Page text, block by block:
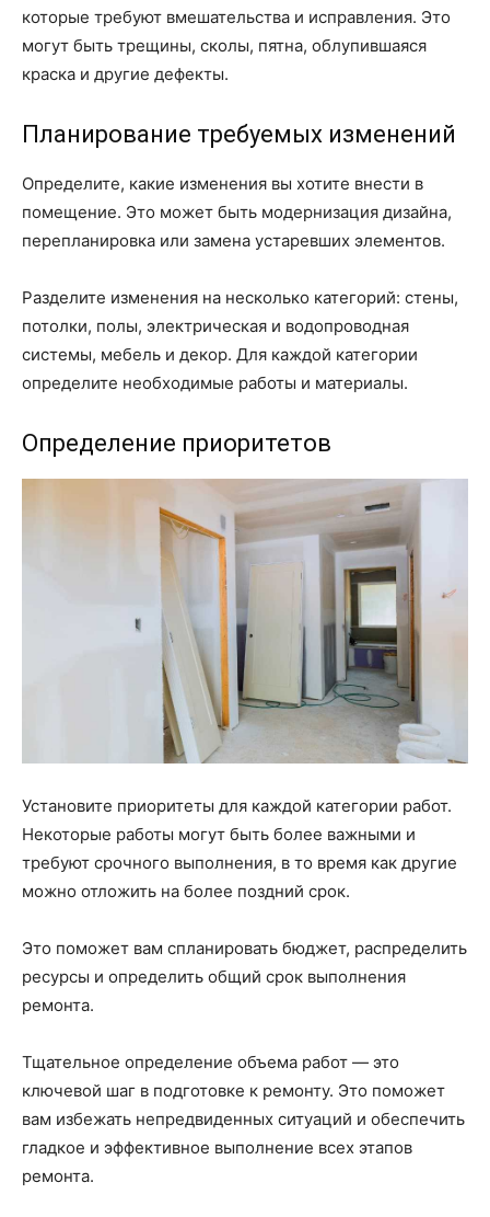
которые требуют вмешательства и исправления. Это
могут быть трещины, сколы, пятна, облупившаяся
краска и другие дефекты.
Планирование требуемых изменений
Определите, какие изменения вы хотите внести в
помещение. Это может быть модернизация дизайна,
перепланировка или замена устаревших элементов.
Разделите изменения на несколько категорий: стены,
потолки, полы, электрическая и водопроводная
системы, мебель и декор. Для каждой категории
определите необходимые работы и материалы.
Определение приоритетов
Установите приоритеты для каждой категории работ.
Некоторые работы могут быть более важными и
требуют срочного выполнения, в то время как другие
можно отложить на более поздний срок.
Это поможет вам спланировать бюджет, распределить
ресурсы и определить общий срок выполнения
ремонта.
Тщательное определение объема работ — это
ключевой шаг в подготовке к ремонту. Это поможет
вам избежать непредвиденных ситуаций и обеспечить
гладкое и эффективное выполнение всех этапов
ремонта.